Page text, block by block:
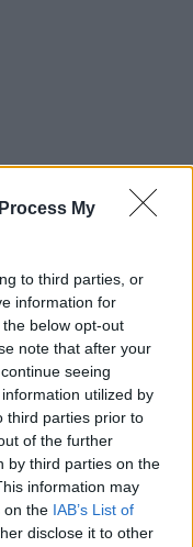
My
to third parties, or
information for
below opt-out
note that after your
seeing
utilized by
third parties prior to
of the further
by third parties on the
information may
on the IAB’s List of
disclose it to other